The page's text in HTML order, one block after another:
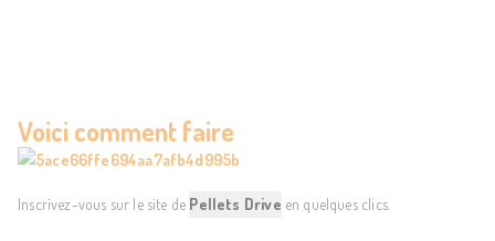
Voici comment faire
Inscrivez-vous sur le site de Pellets Drive en quelques clics.